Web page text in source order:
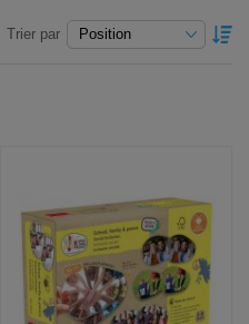
Trier par